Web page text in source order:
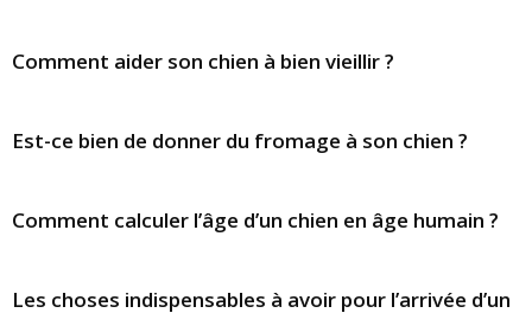
Comment aider son chien à bien vieillir ?
Est-ce bien de donner du fromage à son chien ?
Comment calculer l’âge d’un chien en âge humain ?
Les choses indispensables à avoir pour l’arrivée d’un